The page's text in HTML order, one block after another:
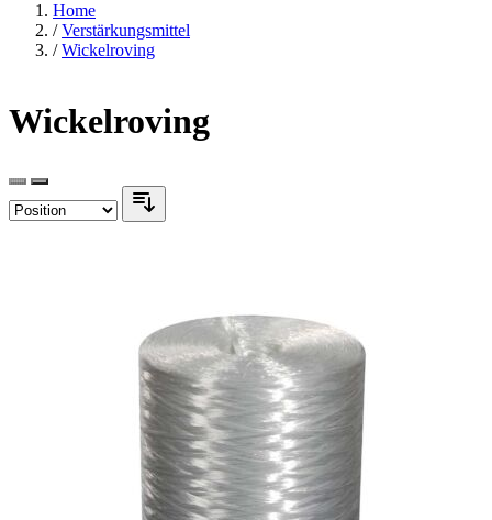
Home
/ Verstärkungsmittel
/ Wickelroving
Wickelroving